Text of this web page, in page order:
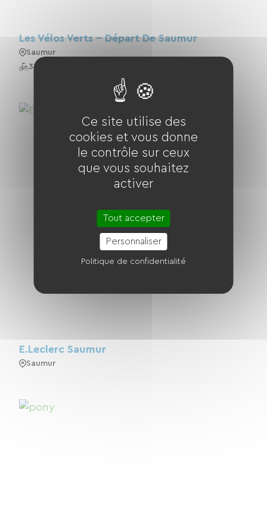
Les Vélos Verts - Départ De Saumur
Saumur
31 Vélos
E.Leclerc Saumur
Saumur
Ce site utilise des
cookies et vous donne
le contrôle sur ceux
que vous souhaitez
activer
Tout accepter
Personnaliser
Politique de confidentialité